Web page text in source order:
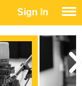
Sign In